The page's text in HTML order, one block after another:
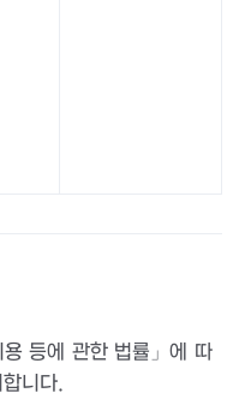
등에 관한 법률」에 따
니다.